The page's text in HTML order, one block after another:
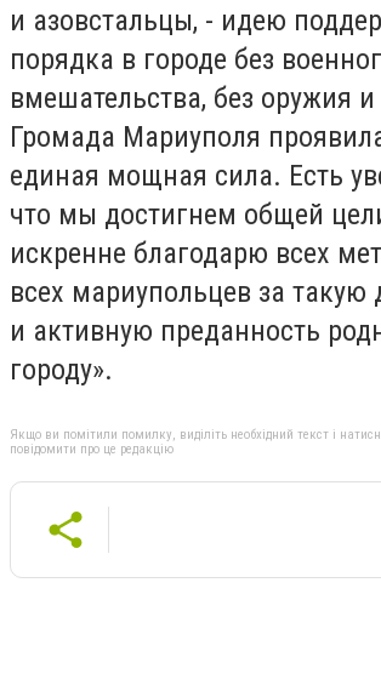
и азовстальцы, - идею
порядка в городе без
вмешательства, без оружия
Громада Мариуполя
единая мощная сила. Есть
что мы достигнем общей
искренне благодарю всех
всех мариупольцев за такую
и активную преданность
городу».
Якщо ви помітили помилку, виділіть необхідний текст і
повідомити про це редакцію